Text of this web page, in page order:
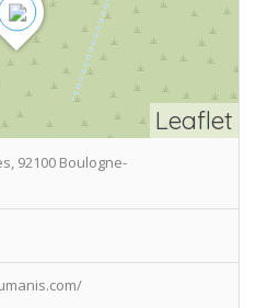
Leaflet
92100 Boulogne-